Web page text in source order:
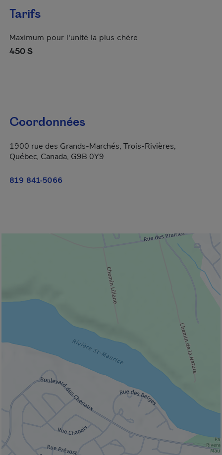
Tarifs
Maximum pour l'unité la plus chère
450 $
Coordonnées
1900 rue des Grands-Marchés, Trois-Rivières,
Québec, Canada, G9B 0Y9
819 841-5066